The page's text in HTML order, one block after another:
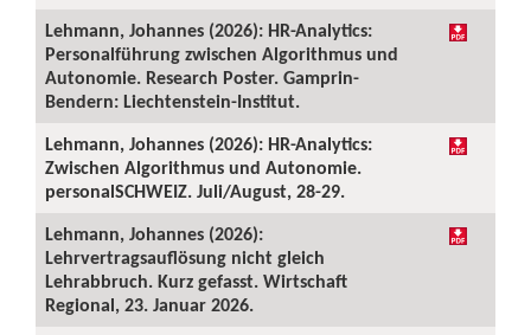
Lehmann, Johannes (2026): HR-Analytics:
Personalführung zwischen Algorithmus und
Autonomie. Research Poster. Gamprin-
Bendern: Liechtenstein-Institut.
Lehmann, Johannes (2026): HR-Analytics:
Zwischen Algorithmus und Autonomie.
personalSCHWEIZ. Juli/August, 28-29.
Lehmann, Johannes (2026):
Lehrvertragsauflösung nicht gleich
Lehrabbruch. Kurz gefasst. Wirtschaft
Regional, 23. Januar 2026.